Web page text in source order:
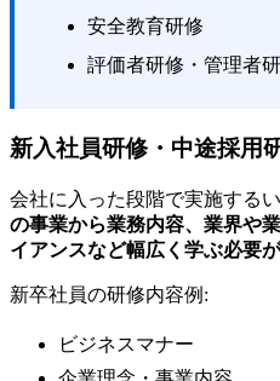
安全教育研修
評価者研修・管理者
新入社員研修・中途採用
会社に入った段階で実施する
の事業から業務内容、業界や
イアンスなど幅広く学ぶ必要
新卒社員の研修内容例:
ビジネスマナー